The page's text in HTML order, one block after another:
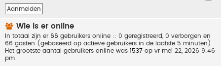
Wie is er online
In totaal zijn er 66 gebruikers online :: 0 geregistreerd, 0 verborgen en
66 gasten (gebaseerd op actieve gebruikers in de laatste 5 minuten)
Het grootste aantal gebruikers online was 1537 op vr mei 22, 2026 9:46
pm